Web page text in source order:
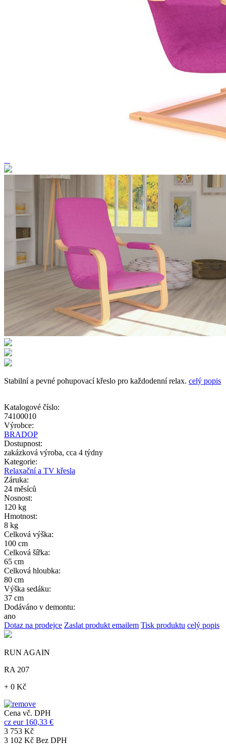
Stabilní a pevné pohupovací křeslo pro každodenní relax. celý popis
Katalogové číslo:
74100010
Výrobce:
BRADOP
Dostupnost:
zakázková výroba, cca 4 týdny
Kategorie:
Relaxační a TV křesla
Záruka:
24 měsíců
Nosnost:
120 kg
Hmotnost:
8 kg
Celková výška:
100 cm
Celková šířka:
65 cm
Celková hloubka:
80 cm
Výška sedáku:
37 cm
Dodáváno v demontu:
ano
Dotaz na prodejce Zaslat produkt emailem Tisk produktu celý popis
RUN AGAIN
RA 207
+ 0 Kč
Cena vč. DPH
cz eur 160,33 €
3 753 Kč
3 102 Kč Bez DPH